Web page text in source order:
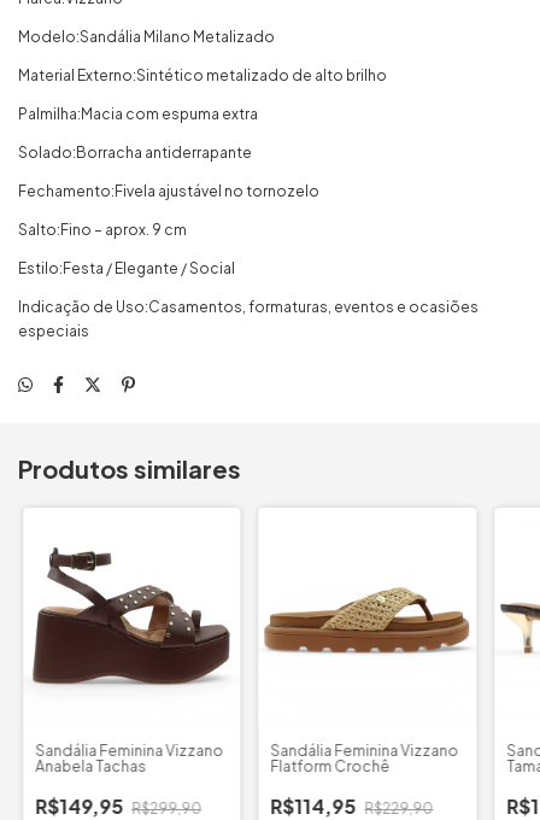
Modelo:Sandália Milano Metalizado
Material Externo:Sintético metalizado de alto brilho
Palmilha:Macia com espuma extra
Solado:Borracha antiderrapante
Fechamento:Fivela ajustável no tornozelo
Salto:Fino – aprox. 9 cm
Estilo:Festa / Elegante / Social
Indicação de Uso:Casamentos, formaturas, eventos e ocasiões
especiais
Produtos similares
Sandália Feminina Vizzano
Anabela Tachas
R$149,95 R$299,90
Sandália Feminina Vizzano
Flatform Crochê
R$114,95 R$229,90